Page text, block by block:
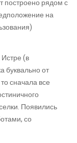
построено рядом с
на
(в
буквально от
сначала все
Появились
со